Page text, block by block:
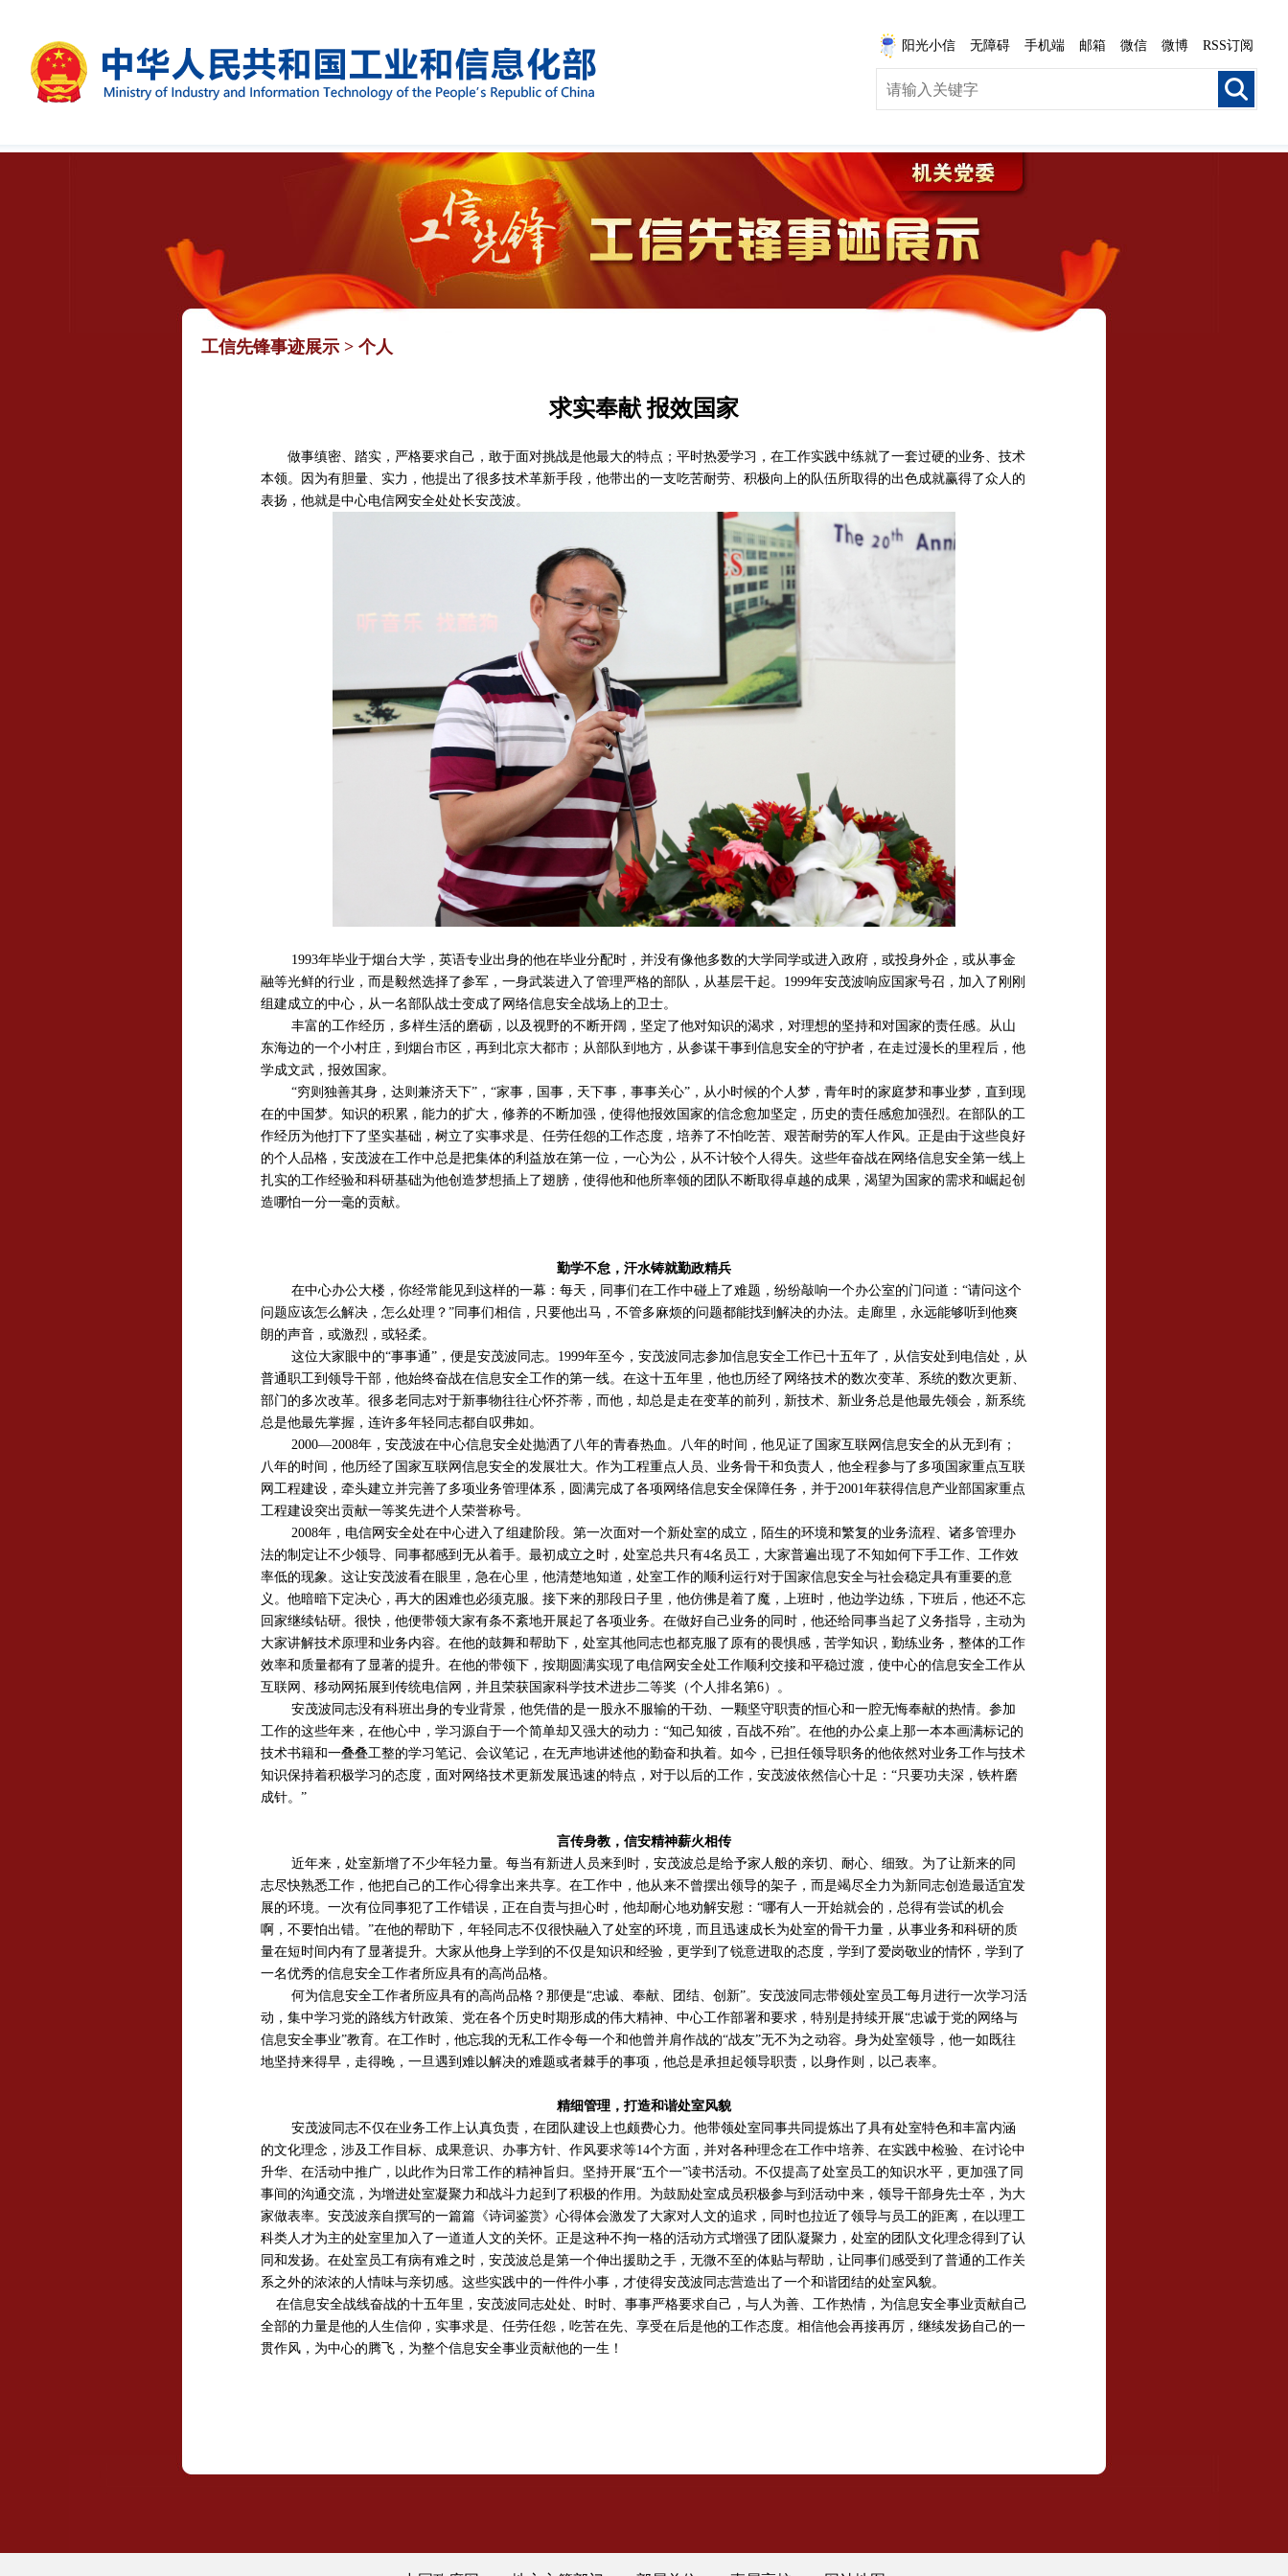
阳光小信 无障碍 手机端 邮箱 微信 微博 RSS订阅
工信先锋事迹展示 > 个人
求实奉献 报效国家
做事缜密、踏实，严格要求自己，敢于面对挑战是他最大的特点；平时热爱学习，在工作实践中练就了一套过硬的业务、技术
本领。因为有胆量、实力，他提出了很多技术革新手段，他带出的一支吃苦耐劳、积极向上的队伍所取得的出色成就赢得了众人的
表扬，他就是中心电信网安全处处长安茂波。
1993年毕业于烟台大学，英语专业出身的他在毕业分配时，并没有像他多数的大学同学或进入政府，或投身外企，或从事金
融等光鲜的行业，而是毅然选择了参军，一身武装进入了管理严格的部队，从基层干起。1999年安茂波响应国家号召，加入了刚刚
组建成立的中心，从一名部队战士变成了网络信息安全战场上的卫士。
丰富的工作经历，多样生活的磨砺，以及视野的不断开阔，坚定了他对知识的渴求，对理想的坚持和对国家的责任感。从山
东海边的一个小村庄，到烟台市区，再到北京大都市；从部队到地方，从参谋干事到信息安全的守护者，在走过漫长的里程后，他
学成文武，报效国家。
“穷则独善其身，达则兼济天下”，“家事，国事，天下事，事事关心”，从小时候的个人梦，青年时的家庭梦和事业梦，直到现
在的中国梦。知识的积累，能力的扩大，修养的不断加强，使得他报效国家的信念愈加坚定，历史的责任感愈加强烈。在部队的工
作经历为他打下了坚实基础，树立了实事求是、任劳任怨的工作态度，培养了不怕吃苦、艰苦耐劳的军人作风。正是由于这些良好
的个人品格，安茂波在工作中总是把集体的利益放在第一位，一心为公，从不计较个人得失。这些年奋战在网络信息安全第一线上
扎实的工作经验和科研基础为他创造梦想插上了翅膀，使得他和他所率领的团队不断取得卓越的成果，渴望为国家的需求和崛起创
造哪怕一分一毫的贡献。
勤学不怠，汗水铸就勤政精兵
在中心办公大楼 ，你经常能见到这样的一幕：每天，同事们在工作中碰上了难题，纷纷敲响一个办公室的门问道：“请问这个
问题应该怎么解决，怎么处理？”同事们相信，只要他出马，不管多麻烦的问题都能找到解决的办法。走廊里，永远能够听到他爽
朗的声音，或激烈，或轻柔。
这位大家眼中的“事事通”，便是安茂波同志。1999年至今，安茂波同志参加信息安全工作已十五年了，从信安处到电信处，从
普通职工到领导干部，他始终奋战在信息安全工作的第一线。在这十五年里，他也历经了网络技术的数次变革、系统的数次更新、
部门的多次改革。很多老同志对于新事物往往心怀芥蒂，而他，却总是走在变革的前列，新技术、新业务总是他最先领会，新系统
总是他最先掌握，连许多年轻同志都自叹弗如。
2000—2008年，安茂波在中心信息安全处抛洒了八年的青春热血。八年的时间，他见证了国家互联网信息安全的从无到有；
八年的时间，他历经了国家互联网信息安全的发展壮大。作为工程重点人员、业务骨干和负责人，他全程参与了多项国家重点互联
网工程建设，牵头建立并完善了多项业务管理体系，圆满完成了各项网络信息安全保障任务，并于2001年获得信息产业部国家重点
工程建设突出贡献一等奖先进个人荣誉称号。
2008年，电信网安全处在中心进入了组建阶段。第一次面对一个新处室的成立，陌生的环境和繁复的业务流程、诸多管理办
法的制定让不少领导、同事都感到无从着手。最初成立之时，处室总共只有4名员工，大家普遍出现了不知如何下手工作、工作效
率低的现象。这让安茂波看在眼里，急在心里，他清楚地知道，处室工作的顺利运行对于国家信息安全与社会稳定具有重要的意
义。他暗暗下定决心，再大的困难也必须克服。接下来的那段日子里，他仿佛是着了魔，上班时，他边学边练，下班后，他还不忘
回家继续钻研。很快，他便带领大家有条不紊地开展起了各项业务。在做好自己业务的同时，他还给同事当起了义务指导，主动为
大家讲解技术原理和业务内容。在他的鼓舞和帮助下，处室其他同志也都克服了原有的畏惧感，苦学知识，勤练业务，整体的工作
效率和质量都有了显著的提升。在他的带领下，按期圆满实现了电信网安全处工作顺利交接和平稳过渡，使中心的信息安全工作从
互联网、移动网拓展到传统电信网，并且荣获国家科学技术进步二等奖（个人排名第6）。
安茂波同志没有科班出身的专业背景，他凭借的是一股永不服输的干劲、一颗坚守职责的恒心和一腔无悔奉献的热情。参加
工作的这些年来，在他心中，学习源自于一个简单却又强大的动力：“知己知彼，百战不殆”。在他的办公桌上那一本本画满标记的
技术书籍和一叠叠工整的学习笔记、会议笔记，在无声地讲述他的勤奋和执着。如今，已担任领导职务的他依然对业务工作与技术
知识保持着积极学习的态度，面对网络技术更新发展迅速的特点，对于以后的工作，安茂波依然信心十足：“只要功夫深，铁杵磨
成针。”
言传身教，信安精神薪火相传
近年来，处室新增了不少年轻力量。每当有新进人员来到时，安茂波总是给予家人般的亲切、耐心、细致。为了让新来的同
志尽快熟悉工作，他把自己的工作心得拿出来共享。在工作中，他从来不曾摆出领导的架子，而是竭尽全力为新同志创造最适宜发
展的环境。一次有位同事犯了工作错误，正在自责与担心时，他却耐心地劝解安慰：“哪有人一开始就会的，总得有尝试的机会
啊，不要怕出错。”在他的帮助下，年轻同志不仅很快融入了处室的环境， 而且 迅速成长为处室的骨干力量，从事业务和科研的质
量在短时间内有了显著提升。大家从他身上学到的不仅是知识和经验，更学到了锐意进取的态度，学到了爱岗敬业的情怀，学到了
一名优秀的信息安全工作者所应具有的高尚品格。
何为信息安全工作者所应具有的高尚品格？那便是“忠诚、奉献、团结、创新”。安茂波同志带领处室员工每月进行一次学习活
动，集中学习党的路线方针政策、党在各个历史时期形成的伟大精神、中心工作部署和要求，特别是持续开展“忠诚于党的网络与
信息安全事业”教育。在工作时，他忘我的无私工作令每一个和他曾并肩作战的“战友”无不为之动容。身为处室领导，他一如既往
地坚持来得早，走得晚，一旦遇到难以解决的难题或者棘手的事项，他总是承担起领导职责，以身作则，以己表率。
精细管理，打造和谐处室风貌
安茂波同志不仅在业务工作上认真负责，在团队建设上也颇费心力。他带领处室同事共同提炼出了具有处室特色和丰富内涵
的文化理念，涉及工作目标、成果意识、办事方针、作风要求等14个方面，并对各种理念在工作中培养、在实践中检验、在讨论中
升华、在活动中推广，以此作为日常工作的精神旨归。坚持开展“五个一”读书活动。不仅提高了处室员工的知识水平，更加强了同
事间的沟通交流，为增进处室凝聚力和战斗力起到了积极的作用。为鼓励处室成员积极参与到活动中来，领导干部身先士卒，为大
家做表率。安茂波亲自撰写的一篇篇《诗词鉴赏》心得体会激发了大家对人文的追求，同时也拉近了领导与员工的距离，在以理工
科类人才为主的处室里加入了一道道人文的关怀。正是这种不拘一格的活动方式增强了团队凝聚力，处室的团队文化理念得到了认
同和发扬。在处室员工有病有难之时，安茂波总是第一个伸出援助之手，无微不至的体贴与帮助，让同事们感受到了普通的工作关
系之外的浓浓的人情味与亲切感。这些实践中的一件件小事，才使得安茂波同志营造出了一个和谐团结的处室风貌。
在信息安全战线奋战的十五年里，安茂波同志处处、时时、事事严格要求自己，与人为善、工作热情，为信息安全事业贡献自己
全部的力量是他的人生信仰，实事求是、任劳任怨，吃苦在先、享受在后是他的工作态度。相信他会再接再厉，继续发扬自己的一
贯作风，为中心的腾飞，为整个信息安全事业贡献他的一生！